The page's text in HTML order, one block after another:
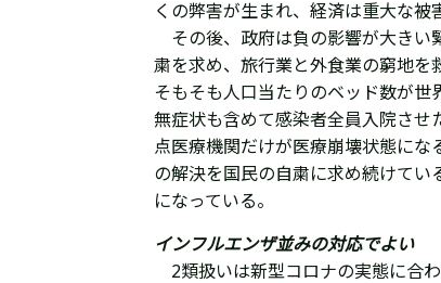
くの弊害が生まれ、経済は重大な被
その後、政府は負の影響が大きい
粛を求め、旅行業と外食業の窮地を
そもそも人口当たりのベッド数が世
無症状も含めて感染者全員入院さ
点医療機関だけが医療崩壊状態に
の解決を国民の自粛に求め続けて
になっている。
インフルエンザ並みの対応でよい
2類扱いは新型コロナの実態に合わ